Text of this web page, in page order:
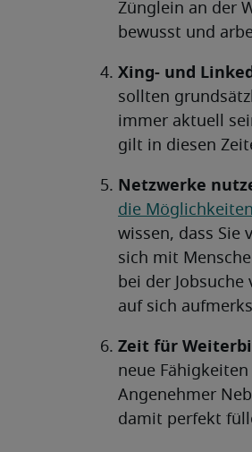
Zünglein an der
bewusst und
Xing- und
sollten
immer aktuell
gilt in diesen
Netzwerke
die
wissen, dass Sie
sich mit
bei der
auf sich
Zeit für
neue
Angenehmer
damit perfekt